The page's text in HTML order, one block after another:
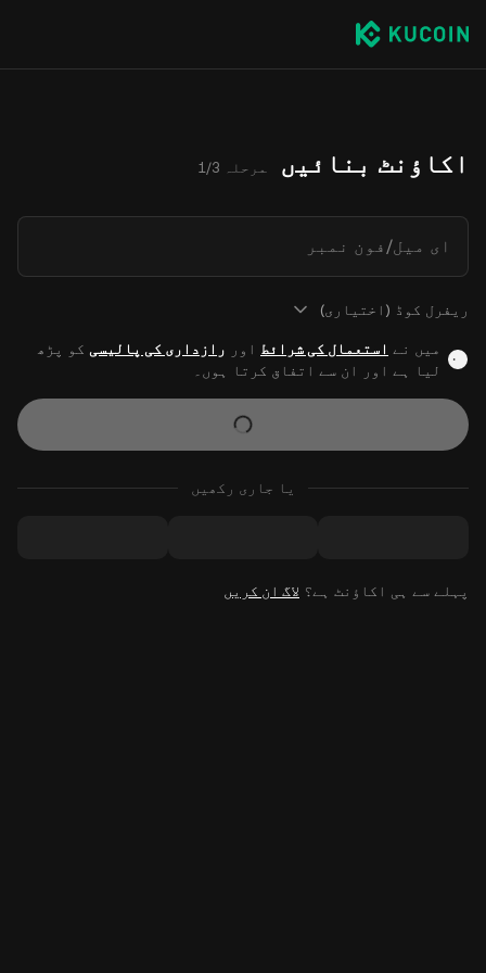
اکاؤنٹ بنائیں مرحلہ 1/3
ای میل/فون نمبر
ریفرل کوڈ (اختیاری)
میں نے استعمال کی شرائط اور رازداری کی پالیسی کو پڑھ
لیا ہے اور ان سے اتفاق کرتا ہوں۔
یا جاری رکھیں
پہلے سے ہی اکاؤنٹ ہے؟ لاگ ان کریں